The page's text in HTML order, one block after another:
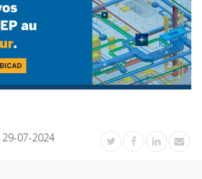
29-07-2024